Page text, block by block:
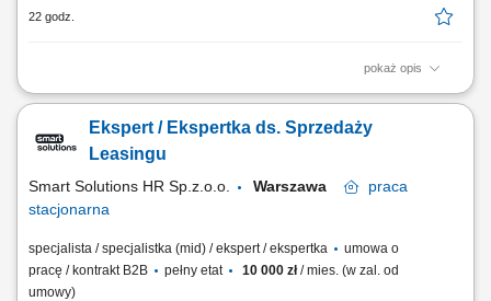
22 godz.
pokaż opis
Samodzielne prowadzenie komunikacji telefonicznej oraz mailowej z
spotkań bezpośrednich oraz budowanie trwałych relacji z
kontrahentami. Reprezentowanie interesów klientów w kontaktach z
Ekspert / Ekspertka ds. Sprzedaży
Leasingu
Smart Solutions HR Sp.z.o.o. Warszawa
praca
stacjonarna
specjalista / specjalistka (mid) / ekspert / ekspertka
umowa o
pracę / kontrakt B2B
pełny etat 10 000 zł/ mies. (w zal. od
umowy)